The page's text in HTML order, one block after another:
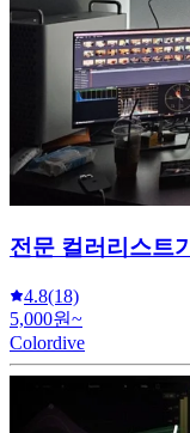
전문 컬러리스트
4.8(18)
5,000원~
Colordive